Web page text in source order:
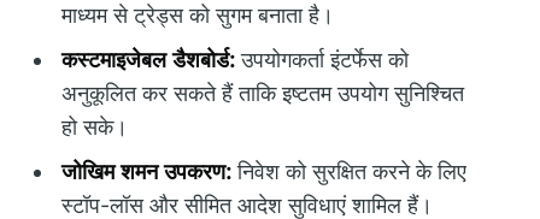
माध्यम से ट्रेड्स को सुगम बनाता है।
कस्टमाइजेबल डैशबोर्ड:उपयोगकर्ता इंटर्फेस को
अनुकूलित कर सकते हैं ताकि इष्टतम उपयोग सुनिश्चित
हो सके।
जोखिम शमन उपकरण:निवेश को सुरक्षित करने के लिए
स्टॉप-लॉस और सीमित आदेश सुविधाएं शामिल हैं।